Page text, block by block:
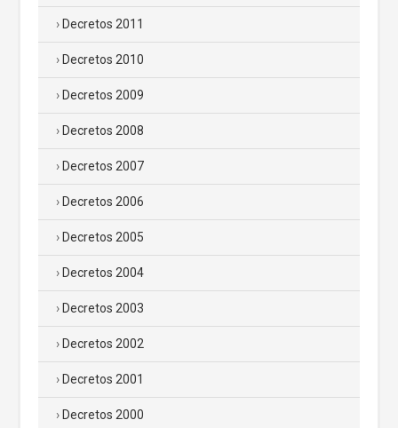
Decretos 2011
Decretos 2010
Decretos 2009
Decretos 2008
Decretos 2007
Decretos 2006
Decretos 2005
Decretos 2004
Decretos 2003
Decretos 2002
Decretos 2001
Decretos 2000